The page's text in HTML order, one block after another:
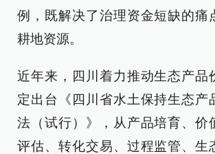
例，既解决了治理资金短缺的痛
耕地资源。
近年来，四川着力推动生态产品
定出台《四川省水土保持生态产
法（试行）》，从产品培育、价
评估、转化交易、过程监管、生